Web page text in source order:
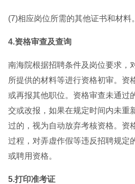
(7)相应岗位所需的其他证书和材料。
4.资格审查及查询
南海院根据招聘条件及岗位要求，
所提供的材料等进行资格初审。资
或再报其他职位。资格审查未通过
交或改报，如果在规定时间内未重
过的，视为自动放弃考核资格。资
过程，对弄虚作假等违反招聘规定
或聘用资格。
5.打印准考证